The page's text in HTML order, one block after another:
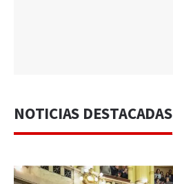
NOTICIAS DESTACADAS